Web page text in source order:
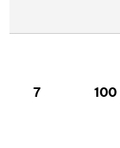
7 100